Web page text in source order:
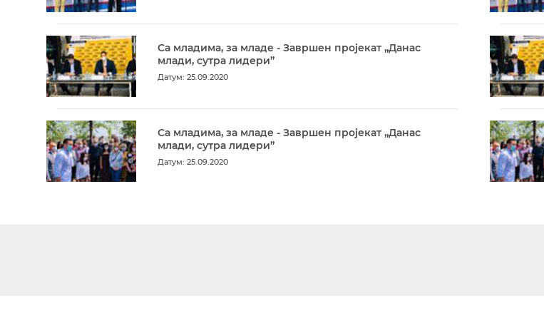
Са младима, за младе - Завршен пројекат „Данас
млади, сутра лидери”
Датум: 25.09.2020
Са младима, за младе - Завршен пројекат „Данас
млади, сутра лидери”
Датум: 25.09.2020